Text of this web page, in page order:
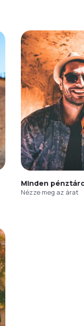
Minden
Nézze meg az árat